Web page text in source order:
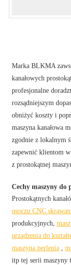
Marka BLKMA
kanałowych
profesjonalne
rozsądniejszym
obniżyć koszty i
maszyna kanałowa
zgodnie z lokalnym
zapewnić klientom
z prostokątnej
Cechy maszyny do
Prostokątnych
osoczu CNC
produkcyjnych,
urządzenia do
maszyna perlenia ,
itp tej serii maszyny